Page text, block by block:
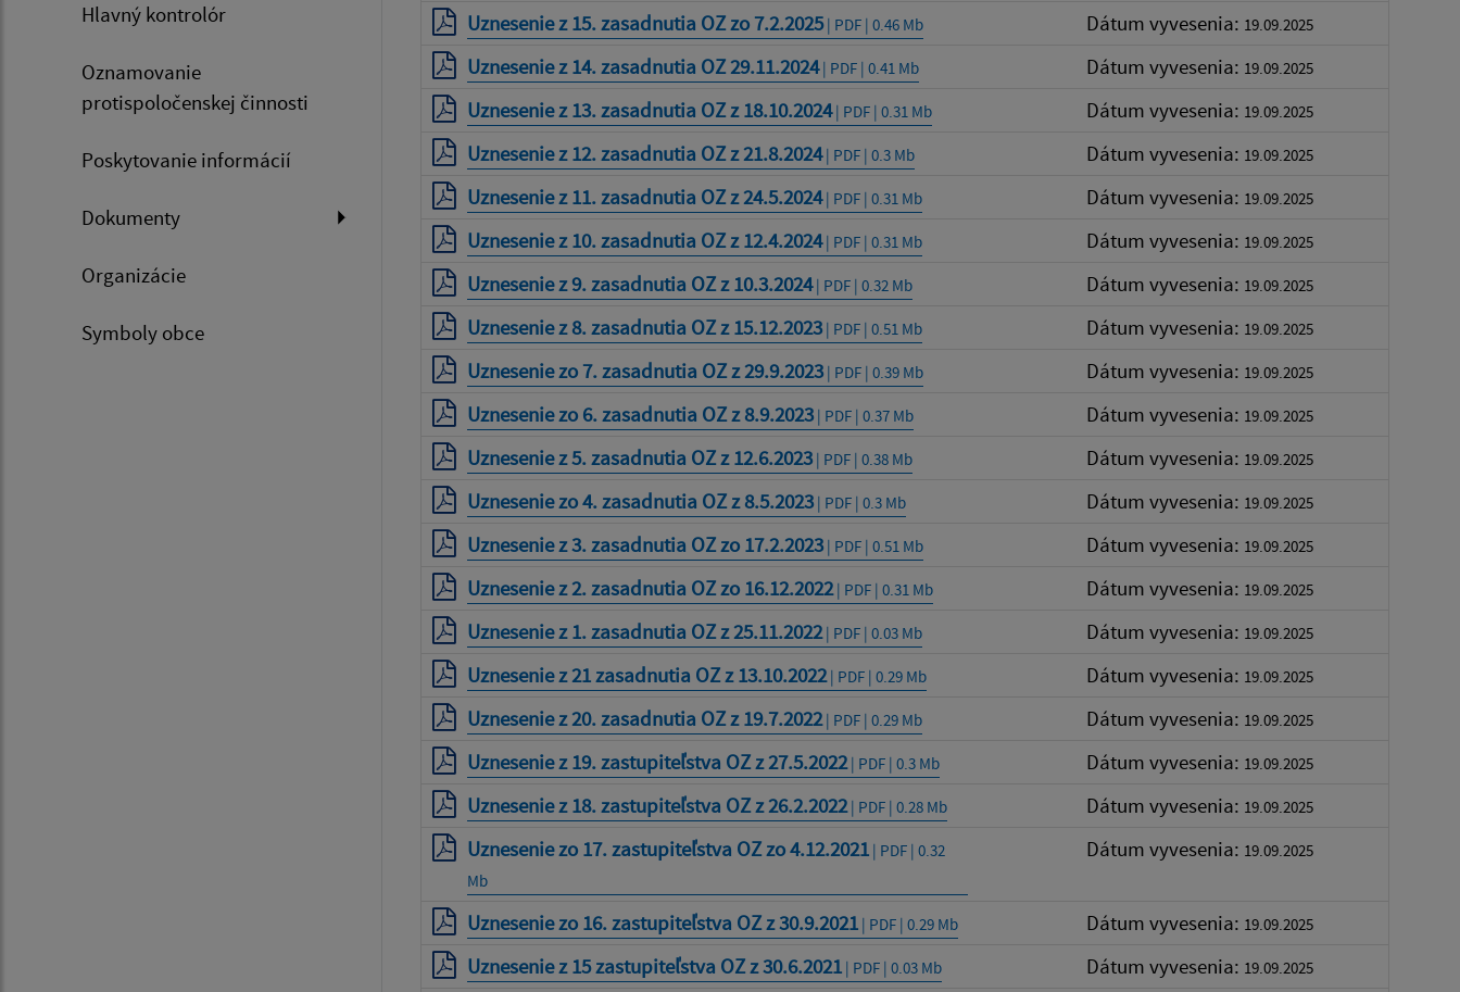
Hlavný kontrolór
Oznamovanie
protispoločenskej činnosti
Poskytovanie informácií
Dokumenty
Organizácie
Symboly obce
Uznesenie z 15. zasadnutia OZ zo 7.2.2025| PDF | 0.46 Mb Dátum vyvesenia: 19.09.2025
Uznesenie z 14. zasadnutia OZ 29.11.2024| PDF | 0.41 Mb Dátum vyvesenia: 19.09.2025
Uznesenie z 13. zasadnutia OZ z 18.10.2024| PDF | 0.31 Mb Dátum vyvesenia: 19.09.2025
Uznesenie z 12. zasadnutia OZ z 21.8.2024| PDF | 0.3 Mb Dátum vyvesenia: 19.09.2025
Uznesenie z 11. zasadnutia OZ z 24.5.2024| PDF | 0.31 Mb Dátum vyvesenia: 19.09.2025
Uznesenie z 10. zasadnutia OZ z 12.4.2024| PDF | 0.31 Mb Dátum vyvesenia: 19.09.2025
Uznesenie z 9. zasadnutia OZ z 10.3.2024| PDF | 0.32 Mb Dátum vyvesenia: 19.09.2025
Uznesenie z 8. zasadnutia OZ z 15.12.2023| PDF | 0.51 Mb Dátum vyvesenia: 19.09.2025
Uznesenie zo 7. zasadnutia OZ z 29.9.2023| PDF | 0.39 Mb Dátum vyvesenia: 19.09.2025
Uznesenie zo 6. zasadnutia OZ z 8.9.2023| PDF | 0.37 Mb Dátum vyvesenia: 19.09.2025
Uznesenie z 5. zasadnutia OZ z 12.6.2023| PDF | 0.38 Mb Dátum vyvesenia: 19.09.2025
Uznesenie zo 4. zasadnutia OZ z 8.5.2023| PDF | 0.3 Mb Dátum vyvesenia: 19.09.2025
Uznesenie z 3. zasadnutia OZ zo 17.2.2023| PDF | 0.51 Mb Dátum vyvesenia: 19.09.2025
Uznesenie z 2. zasadnutia OZ zo 16.12.2022| PDF | 0.31 Mb Dátum vyvesenia: 19.09.2025
Uznesenie z 1. zasadnutia OZ z 25.11.2022| PDF | 0.03 Mb Dátum vyvesenia: 19.09.2025
Uznesenie z 21 zasadnutia OZ z 13.10.2022| PDF | 0.29 Mb Dátum vyvesenia: 19.09.2025
Uznesenie z 20. zasadnutia OZ z 19.7.2022| PDF | 0.29 Mb Dátum vyvesenia: 19.09.2025
Uznesenie z 19. zastupiteľstva OZ z 27.5.2022| PDF | 0.3 Mb Dátum vyvesenia: 19.09.2025
Uznesenie z 18. zastupiteľstva OZ z 26.2.2022| PDF | 0.28 Mb Dátum vyvesenia: 19.09.2025
Uznesenie zo 17. zastupiteľstva OZ zo 4.12.2021| PDF | 0.32
Mb
Dátum vyvesenia: 19.09.2025
Uznesenie zo 16. zastupiteľstva OZ z 30.9.2021| PDF | 0.29 Mb Dátum vyvesenia: 19.09.2025
Uznesenie z 15 zastupiteľstva OZ z 30.6.2021| PDF | 0.03 Mb Dátum vyvesenia: 19.09.2025